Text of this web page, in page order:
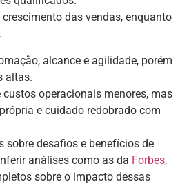
das vendas, enquanto
alcance e agilidade, porém
altas.
custos operacionais menores, mas
e cuidado redobrado com
sobre desafios e benefícios de
análises como as da Forbes,
sobre o impacto dessas